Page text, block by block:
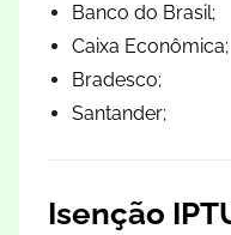
Banco do Brasil;
Caixa Econômica;
Bradesco;
Santander;
Isenção